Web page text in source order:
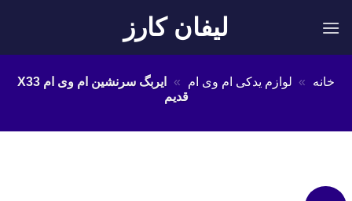
لیفان کارز
خانه » لوازم یدکی ام وی ام »
ایربگ سرنشین ام وی ام X33
قدیم